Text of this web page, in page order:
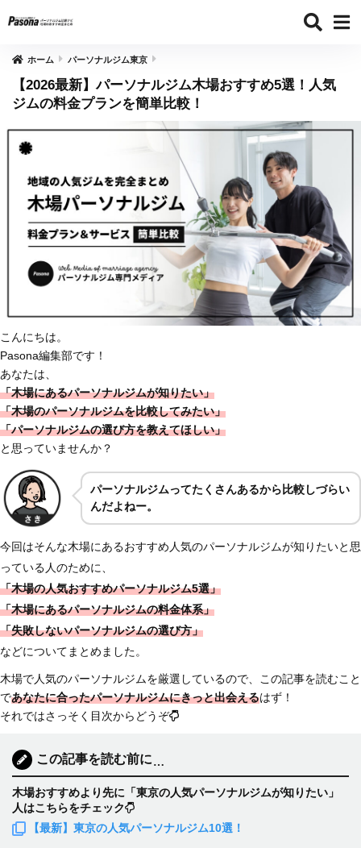
ホーム パーソナルジム東京
【2026最新】パーソナルジム木場おすすめ5選！人気
ジムの料金プランを簡単比較！
こんにちは。
Pasona編集部です！
あなたは、
「木場にあるパーソナルジムが知りたい」
「木場のパーソナルジムを比較してみたい」
「パーソナルジムの選び方を教えてほしい」
と思っていませんか？
パーソナルジムってたくさんあるから比較しづらい
んだよねー。
今回はそんな木場にあるおすすめ人気のパーソナルジムが知りたいと思
っている人のために、
「木場の人気おすすめパーソナルジム5選」
「木場にあるパーソナルジムの料金体系」
「失敗しないパーソナルジムの選び方」
などについてまとめました。
木場で人気のパーソナルジムを厳選しているので、この記事を読むこと
であなたに合ったパーソナルジムにきっと出会えるはず！
それではさっそく目次からどうぞ
この記事を読む前に…
木場おすすめより先に「東京の人気パーソナルジムが知りたい」
人はこちらをチェック
【最新】東京の人気パーソナルジム10選！